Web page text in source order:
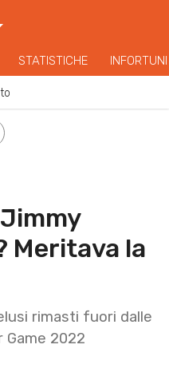
STATISTICHE INFORTUNI
Meritava la
rimasti fuori dalle
Game 2022